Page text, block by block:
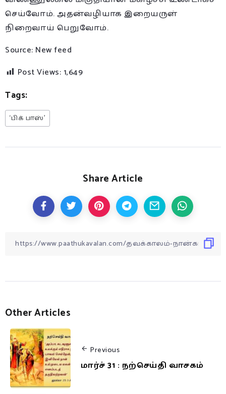
செய்வோம். அதன்வழியாக இறையருள்
நிறைவாய் பெறுவோம்.
Source: New feed
Post Views:1,649
Tags:
‘பிக் பாஸ்’
Share Article
Other Articles
Previous
மார்ச் 31 : நற்செய்தி வாசகம்